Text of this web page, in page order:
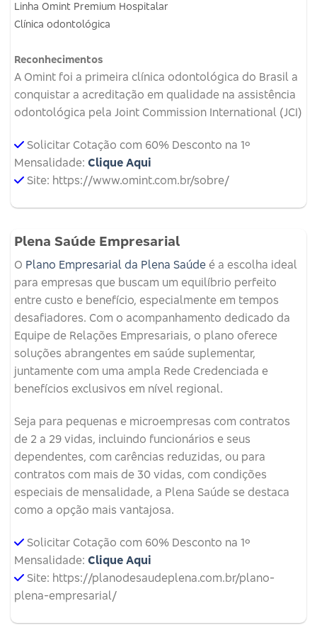
Linha Omint Premium Hospitalar
Clínica odontológica
Reconhecimentos
A Omint foi a primeira clínica odontológica do Brasil a
conquistar a acreditação em qualidade na assistência
odontológica pela Joint Commission International (JCI)
Solicitar Cotação com 60% Desconto na 1º
Mensalidade: Clique Aqui
Site: https://www.omint.com.br/sobre/
Plena Saúde Empresarial
O Plano Empresarial da Plena Saúde é a escolha ideal
para empresas que buscam um equilíbrio perfeito
entre custo e benefício, especialmente em tempos
desafiadores. Com o acompanhamento dedicado da
Equipe de Relações Empresariais, o plano oferece
soluções abrangentes em saúde suplementar,
juntamente com uma ampla Rede Credenciada e
benefícios exclusivos em nível regional.
Seja para pequenas e microempresas com contratos
de 2 a 29 vidas, incluindo funcionários e seus
dependentes, com carências reduzidas, ou para
contratos com mais de 30 vidas, com condições
especiais de mensalidade, a Plena Saúde se destaca
como a opção mais vantajosa.
Solicitar Cotação com 60% Desconto na 1º
Mensalidade: Clique Aqui
Site: https://planodesaudeplena.com.br/plano-
plena-empresarial/